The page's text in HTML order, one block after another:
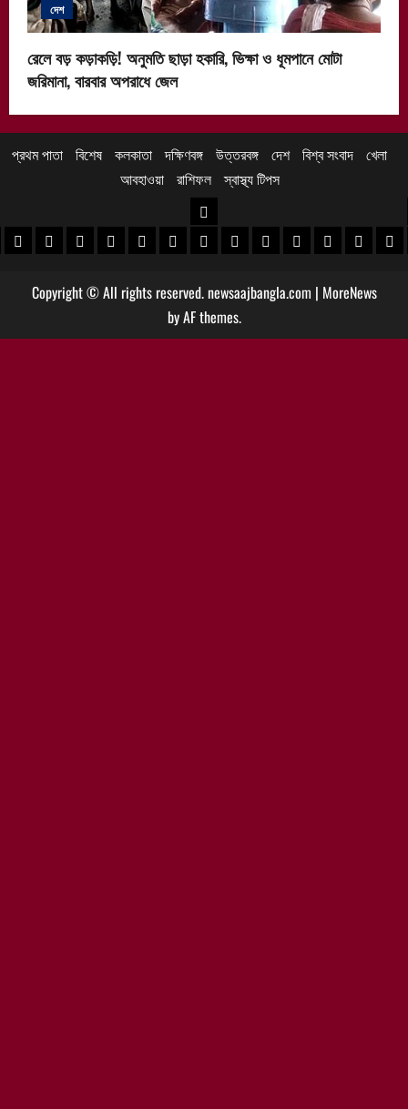
দেশ
রেলে বড় কড়াকড়ি! অনুমতি ছাড়া হকারি, ভিক্ষা ও ধূমপানে মোটা
জরিমানা, বারবার অপরাধে জেল
প্রথম পাতা বিশেষ কলকাতা দক্ষিণবঙ্গ উত্তরবঙ্গ দেশ বিশ্ব সংবাদ খেলা
আবহাওয়া
রাশিফল স্বাস্থ্য টিপস
খবর
খবর
পুরুলিয়া খবর
বাঁকুড়া খবরপশ্চিম বর্ধমান খবর
পূর্ব বর্ধমান খবর
বীরভূম খবরমুর্শিদাবাদ খবর
উত্তরবঙ্গ
কোচবিহার নিউজ
আলিপুরদুয়ার খবর
জলপাইগুড়ি খবর
শিলিগুড়ি খবর
উত্তরদক্ষিণ
Copyright © All rights reserved. newsaajbangla.com | MoreNews
by AF themes.